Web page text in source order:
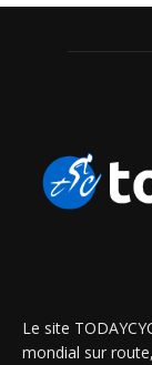
Le site
mondial sur